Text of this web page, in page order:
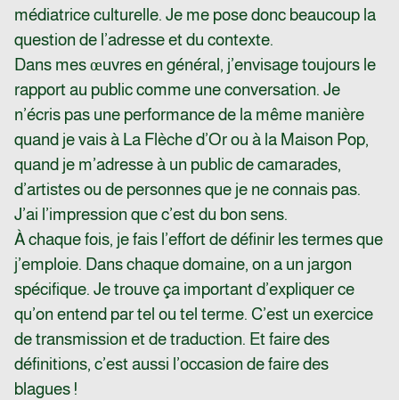
médiatrice culturelle. Je me pose donc beaucoup la
question de l’adresse et du contexte.
Dans mes œuvres en général, j’envisage toujours le
rapport au public comme une conversation. Je
n’écris pas une performance de la même manière
quand je vais à La Flèche d’Or ou à la Maison Pop,
quand je m’adresse à un public de camarades,
d’artistes ou de personnes que je ne connais pas.
J’ai l’impression que c’est du bon sens.
À chaque fois, je fais l’effort de définir les termes que
j’emploie. Dans chaque domaine, on a un jargon
spécifique. Je trouve ça important d’expliquer ce
qu’on entend par tel ou tel terme. C’est un exercice
de transmission et de traduction. Et faire des
définitions, c’est aussi l’occasion de faire des
blagues !